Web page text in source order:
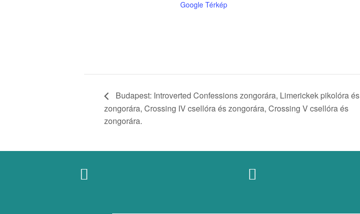
Google Térkép
Budapest: Introverted Confessions zongorára, Limerickek pikolóra és
zongorára, Crossing IV csellóra és zongorára, Crossing V csellóra és
zongorára.